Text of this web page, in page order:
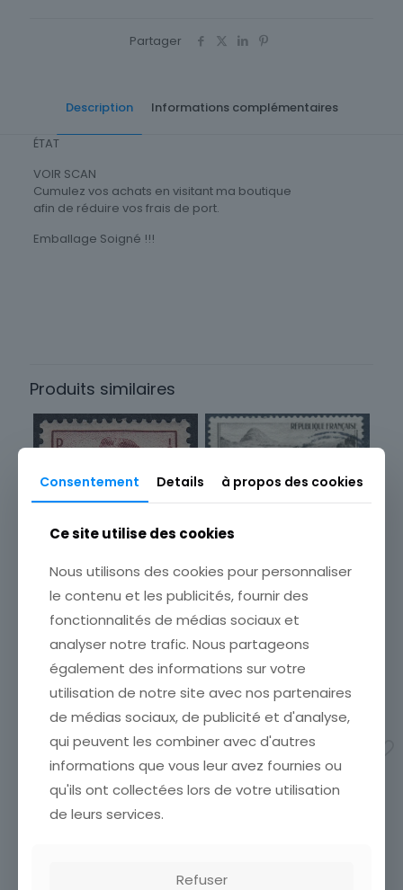
Partager
Description Informations complémentaires
ÉTAT
VOIR SCAN
Cumulez vos achats en visitant ma boutique
afin de réduire vos frais de port.
Emballage Soigné !!!
Type
Timbres
Sous-type
Unité
Année d'émission
1941 à 1960
Marque postale
Oblitéré
Produits similaires
FRANCE TIMBRE NEUF N°
495 ** FREDERIC MISTRAL
ETAT VOIR SCAN Cumulez
vos achats en visitant ma
boutique afin de réduire
vos frais de port. Attendez
que nous ayons calculé les
frais de port[…]
1,00€
Ajouter au panier
MONT GERBIER DE JONC
VIVARAIS
ETAT VOIR SCAN Cumulez
vos achats en visitant ma
boutique afin de réduire
vos frais de port. Attendez
que nous ayons calculé les
frais de port[…]
1,00€
Ajouter au panier
Consentement Details à propos des cookies
Ce site utilise des cookies
Nous utilisons des cookies pour personnaliser
le contenu et les publicités, fournir des
fonctionnalités de médias sociaux et
analyser notre trafic. Nous partageons
également des informations sur votre
utilisation de notre site avec nos partenaires
de médias sociaux, de publicité et d'analyse,
qui peuvent les combiner avec d'autres
informations que vous leur avez fournies ou
qu'ils ont collectées lors de votre utilisation
de leurs services.
Refuser